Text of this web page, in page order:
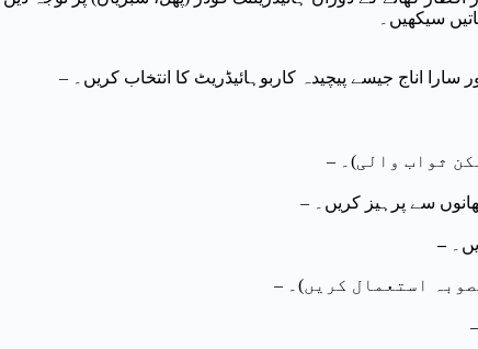
سیکھیں۔
–
سارا اناج جیسے پیچیدہ کاربوہائیڈریٹ کا انتخاب کریں۔
–
ثواب والی)۔
–
سے پرہیز کریں۔
استعمال کریں)۔